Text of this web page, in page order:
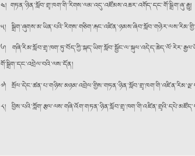
༤། གཏན་ཉིན་སློབ་གྲྭ་ཁག་གི་རིགས་ལམ་འདུ་འཛོམས་འཆར་འགོད་དང་གོ་སྒྲིག་ཞུ་རྒྱུ།
༥།
༦།
གོ་སྒྲིག་དང་འབྲེལ་བའི་ལས་དོན།
༧།
༨།